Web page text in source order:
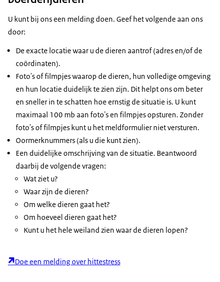
[Kijk voor meer informatie op NVWA.nl/hittestress.
Nederlandse Voedsel- en Warenautoriteit.
© NVWA 2026.]
U kunt bij ons een melding doen. Geef het volgende aan ons
door:
De exacte locatie waar u de dieren aantrof (adres en/of de
coördinaten).
Foto's of filmpjes waarop de dieren, hun volledige omgeving
en hun locatie duidelijk te zien zijn. Dit helpt ons om beter
en sneller in te schatten hoe ernstig de situatie is. U kunt
maximaal 100 mb aan foto's en filmpjes opsturen. Zonder
foto's of filmpjes kunt u het meldformulier niet versturen.
Oormerknummers (als u die kunt zien).
Een duidelijke omschrijving van de situatie. Beantwoord
daarbij de volgende vragen:
Wat ziet u?
Waar zijn de dieren?
Om welke dieren gaat het?
Om hoeveel dieren gaat het?
Kunt u het hele weiland zien waar de dieren lopen?
Doe een melding over hittestress